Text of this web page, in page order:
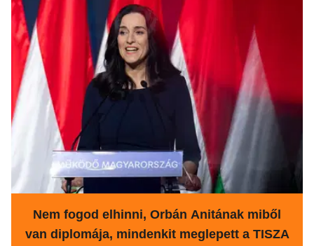
Nem fogod elhinni, Orbán Anitának miből
van diplomája, mindenkit meglepett a TISZA